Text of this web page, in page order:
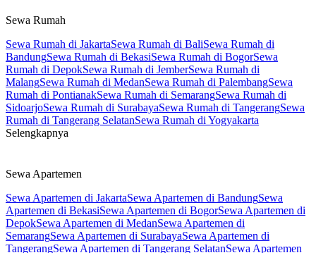
Sewa Rumah
Sewa Rumah di JakartaSewa Rumah di BaliSewa Rumah di
BandungSewa Rumah di BekasiSewa Rumah di BogorSewa
Rumah di DepokSewa Rumah di JemberSewa Rumah di
MalangSewa Rumah di MedanSewa Rumah di PalembangSewa
Rumah di PontianakSewa Rumah di SemarangSewa Rumah di
SidoarjoSewa Rumah di SurabayaSewa Rumah di TangerangSewa
Rumah di Tangerang SelatanSewa Rumah di Yogyakarta
Selengkapnya
Sewa Apartemen
Sewa Apartemen di JakartaSewa Apartemen di BandungSewa
Apartemen di BekasiSewa Apartemen di BogorSewa Apartemen di
DepokSewa Apartemen di MedanSewa Apartemen di
SemarangSewa Apartemen di SurabayaSewa Apartemen di
TangerangSewa Apartemen di Tangerang SelatanSewa Apartemen